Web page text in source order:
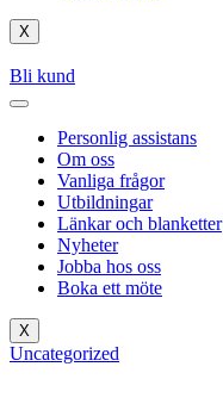
X
Bli kund
Personlig assistans
Om oss
Vanliga frågor
Utbildningar
Länkar och blanketter
Nyheter
Jobba hos oss
Boka ett möte
X
Uncategorized